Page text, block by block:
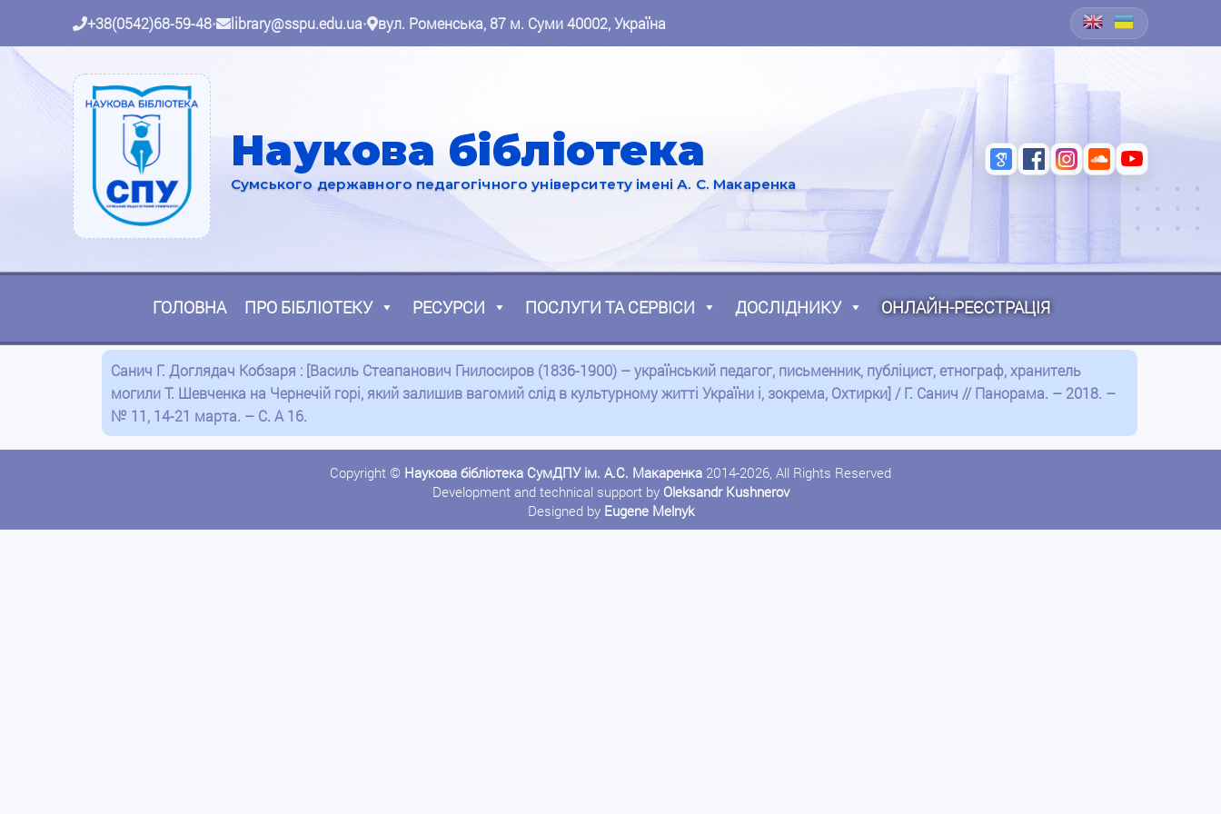
+38(0542)68-59-48• library@sspu.edu.ua• вул. Роменська, 87 м. Суми 40002, Україна
Наукова бібліотека
Сумського державного педагогічного університету імені А. С. Макаренка
ГОЛОВНА ПРО БІБЛІОТЕКУ РЕСУРСИ ПОСЛУГИ ТА СЕРВІСИ ДОСЛІДНИКУ ОНЛАЙН-РЕЄСТРАЦІЯ
Санич Г. Доглядач Кобзаря : [Василь Стеапанович Гнилосиров (1836-1900) – український педагог, письменник, публіцист, етнограф, хранитель
могили Т. Шевченка на Чернечій горі, який залишив вагомий слід в культурному житті України і, зокрема, Охтирки] / Г. Санич // Панорама. – 2018. –
№ 11, 14-21 марта. – С. А 16.
Copyright © Наукова бібліотека СумДПУ ім. А.С. Макаренка 2014-2026, All Rights Reserved
Development and technical support by Oleksandr Kushnerov
Designed by Eugene Melnyk